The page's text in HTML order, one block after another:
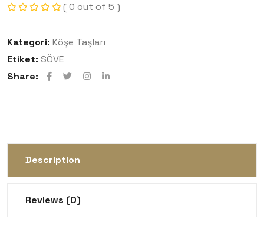
( 0 out of 5 )
Kategori: Köşe Taşları
Etiket: SÖVE
Share:
Description
Reviews (0)